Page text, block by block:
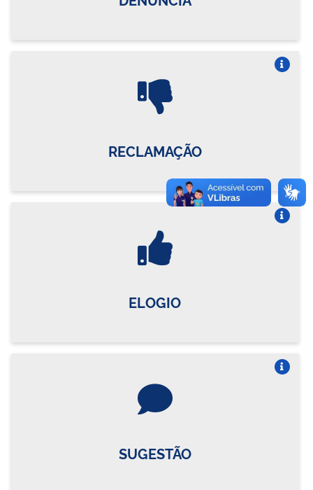
RECLAMAÇÃO
ELOGIO
SUGESTÃO